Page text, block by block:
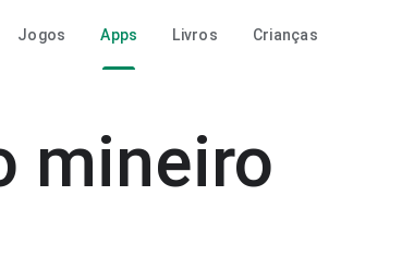
Jogos Apps Livros Crianças
mineiro